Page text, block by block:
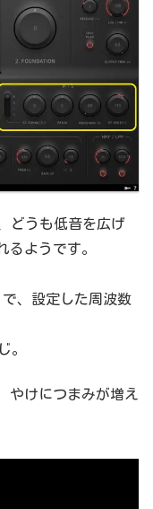
どうも低音を広げ
るようです。
で、設定した周波数
。
やけにつまみが増え